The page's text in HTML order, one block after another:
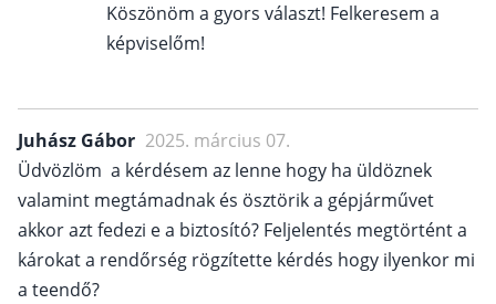
Köszönöm a gyors választ! Felkeresem a
képviselőm!
Juhász Gábor 2025. március 07.
Üdvözlöm a kérdésem az lenne hogy ha üldöznek
valamint megtámadnak és ösztörik a gépjárművet
akkor azt fedezi e a biztosító? Feljelentés megtörtént a
károkat a rendőrség rögzítette kérdés hogy ilyenkor mi
a teendő?